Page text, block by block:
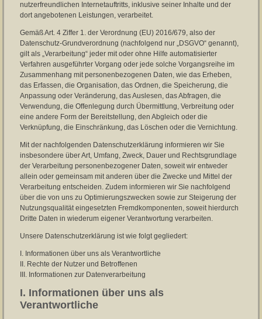
nutzerfreundlichen Internetauftritts, inklusive seiner Inhalte und der
dort angebotenen Leistungen, verarbeitet.
Gemäß Art. 4 Ziffer 1. der Verordnung (EU) 2016/679, also der
Datenschutz-Grundverordnung (nachfolgend nur „DSGVO“ genannt),
gilt als „Verarbeitung“ jeder mit oder ohne Hilfe automatisierter
Verfahren ausgeführter Vorgang oder jede solche Vorgangsreihe im
Zusammenhang mit personenbezogenen Daten, wie das Erheben,
das Erfassen, die Organisation, das Ordnen, die Speicherung, die
Anpassung oder Veränderung, das Auslesen, das Abfragen, die
Verwendung, die Offenlegung durch Übermittlung, Verbreitung oder
eine andere Form der Bereitstellung, den Abgleich oder die
Verknüpfung, die Einschränkung, das Löschen oder die Vernichtung.
Mit der nachfolgenden Datenschutzerklärung informieren wir Sie
insbesondere über Art, Umfang, Zweck, Dauer und Rechtsgrundlage
der Verarbeitung personenbezogener Daten, soweit wir entweder
allein oder gemeinsam mit anderen über die Zwecke und Mittel der
Verarbeitung entscheiden. Zudem informieren wir Sie nachfolgend
über die von uns zu Optimierungszwecken sowie zur Steigerung der
Nutzungsqualität eingesetzten Fremdkomponenten, soweit hierdurch
Dritte Daten in wiederum eigener Verantwortung verarbeiten.
Unsere Datenschutzerklärung ist wie folgt gegliedert:
I. Informationen über uns als Verantwortliche
II. Rechte der Nutzer und Betroffenen
III. Informationen zur Datenverarbeitung
I. Informationen über uns als
Verantwortliche